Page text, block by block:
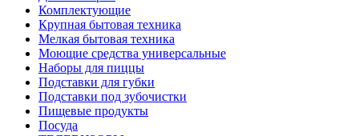
Комплектующие
Крупная бытовая техника
Мелкая бытовая техника
Моющие средства универсальные
Наборы для пиццы
Подставки для губки
Подставки под зубочистки
Пищевые продукты
Посуда